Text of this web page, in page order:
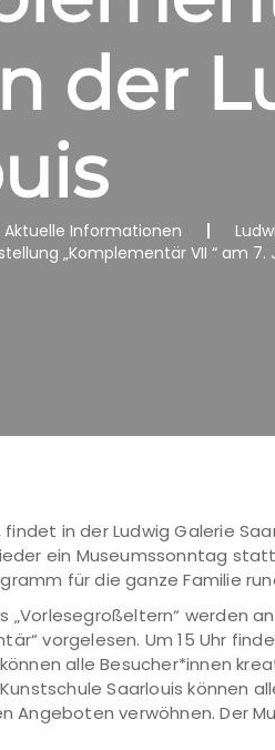
der
Aktuelle Informationen
„Komplementär VII “ am 7.
findet in der Ludwig Galerie
ein Museumssonntag
für die ganze Familie
„Vorlesegroßeltern“ werden
vorgelesen. Um 15 Uhr
können alle Besucher*innen
Saarlouis können
Angeboten verwöhnen. Der